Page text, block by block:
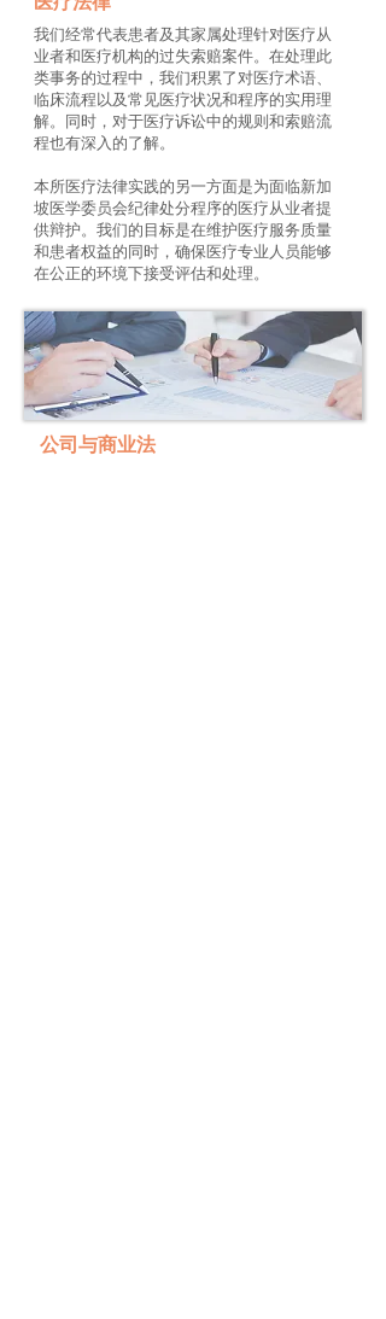
我们经常代表患者及其家属处理针对医疗从
业者和医疗机构的过失索赔案件。在处理此
类事务的过程中，我们积累了对医疗术语、
临床流程以及常见医疗状况和程序的实用理
解。同时，对于医疗诉讼中的规则和索赔流
程也有深入的了解。
本所医疗法律实践的另一方面是为面临新加
坡医学委员会纪律处分程序的医疗从业者提
供辩护。我们的目标是在维护医疗服务质量
和患者权益的同时，确保医疗专业人员能够
在公正的环境下接受评估和处理。
公司与商业法